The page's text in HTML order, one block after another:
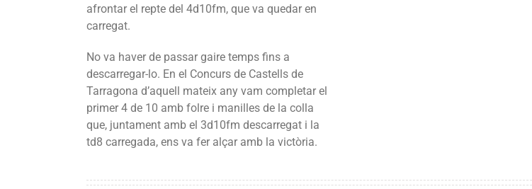
afrontar el repte del 4d10fm, que va quedar en
carregat.
No va haver de passar gaire temps fins a
descarregar-lo. En el Concurs de Castells de
Tarragona d’aquell mateix any vam completar el
primer 4 de 10 amb folre i manilles de la colla
que, juntament amb el 3d10fm descarregat i la
td8 carregada, ens va fer alçar amb la victòria.